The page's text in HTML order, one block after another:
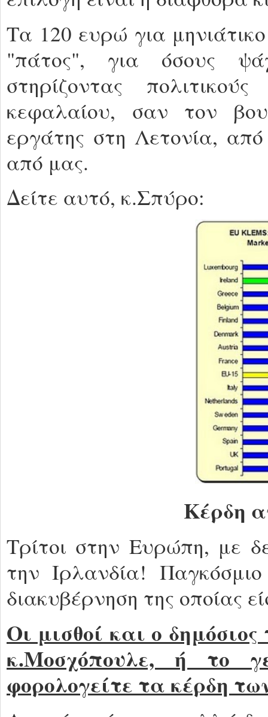
Τα 120 ευρώ για
"πάτος", για όσους
στηρίζοντας
κεφαλαίου, σαν τον
εργάτης στη Λετονία,
από μας.
Δείτε αυτό, κ.Σπύρο:
Κέρδη
Τρίτοι στην Ευρώπη, με
την Ιρλανδία!
διακυβέρνηση της οποίας
Οι μισθοί και ο
κ.Μοσχόπουλε, ή το
φορολογείτε τα κέρδη